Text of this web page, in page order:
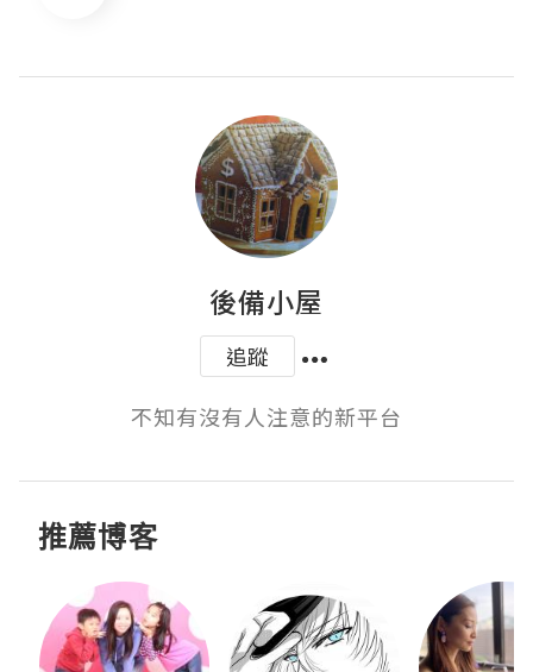
後備小屋
追蹤
不知有沒有人注意的新平台
推薦博客